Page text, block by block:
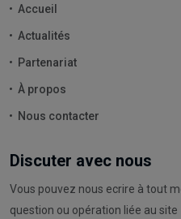
Accueil
Actualités
Partenariat
À propos
Nous contacter
Discuter avec nous
Vous pouvez nous ecrire à tout
question ou opération liée au site